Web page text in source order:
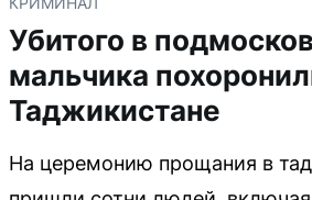
Убитого в
мальчика
Таджикистане
На церемонию прощания в